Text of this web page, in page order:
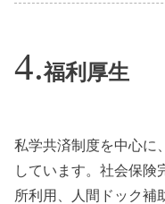
福利厚生
私学共済制度を中心に
しています。社会保険
所利用、人間ドック補